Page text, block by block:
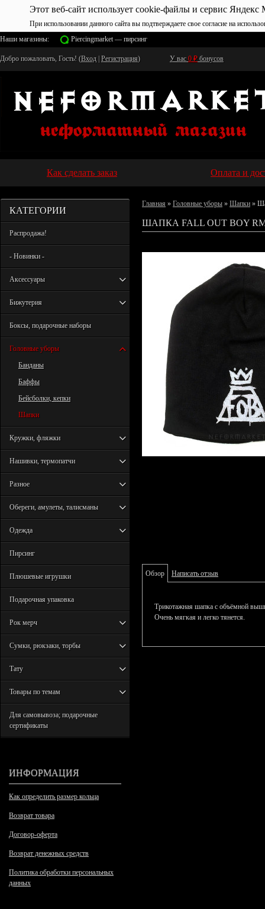
Этот веб-сайт использует cookie-файлы и сервис Яндекс
При использовании данного сайта вы подтверждаете свое согласие на
Наши магазины:
Piercingmarket — пирсинг
Добро пожаловать, Гость! (Вход Регистрация) У вас 0 ₽ бонусов
Как сделать заказ Оплата и
КАТЕГОРИИ
Распродажа!
- Новинки -
Аксессуары
Бижутерия
Боксы, подарочные наборы
Головные уборы
Банданы
Баффы
Бейсболки, кепки
Шапки
Кружки, фляжки
Нашивки, термопатчи
Разное
Обереги, амулеты, талисманы
Одежда
Пирсинг
Плюшевые игрушки
Подарочная упаковка
Рок мерч
Сумки, рюкзаки, торбы
Тату
Товары по темам
Для самовывоза; подарочные
сертификаты
ИНФОРМАЦИЯ
Как определить размер кольца
Возврат товара
Договор-оферта
Возврат денежных средств
Политика обработки персональных
данных
Главная » Головные уборы » Шапки »
ШАПКА FALL OUT BOY
Обзор Написать отзыв
Трикотажная шапка с объёмной
Очень мягкая и легко тянется.